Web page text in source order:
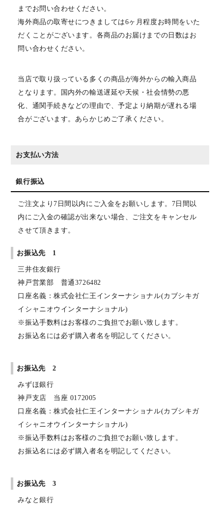
までお問い合わせください。
海外商品の取寄せにつきましては6ヶ月程度お時間をいた
だくことがございます。各商品のお届けまでの日数はお
問い合わせください。
当店で取り扱っている多くの商品が海外からの輸入商品
となります。国内外の輸送遅延や天候・社会情勢の悪
化、通関手続きなどの理由で、予定より納期が遅れる場
合がございます。あらかじめご了承ください。
お支払い方法
銀行振込
ご注文より7日間以内にご入金をお願いします。7日間以
内にご入金の確認が出来ない場合、ご注文をキャンセル
させて頂きます。
お振込先 1
三井住友銀行
神戸営業部 普通3726482
口座名義：株式会社仁王インターナショナル(カブシキガ
イシャニオウインターナショナル)
※振込手数料はお客様のご負担でお願い致します。
お振込名には必ず購入者名を明記してください。
お振込先 2
みずほ銀行
神戸支店 当座 0172005
口座名義：株式会社仁王インターナショナル(カブシキガ
イシャニオウインターナショナル)
※振込手数料はお客様のご負担でお願い致します。
お振込名には必ず購入者名を明記してください。
お振込先 3
みなと銀行